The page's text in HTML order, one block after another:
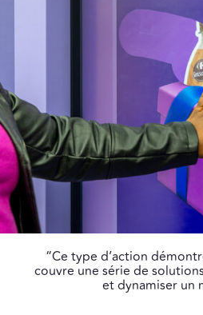
“Ce type d’action
couvre une série de
et dynamiser un